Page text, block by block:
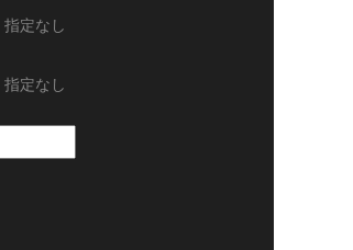
指定なし
指定なし